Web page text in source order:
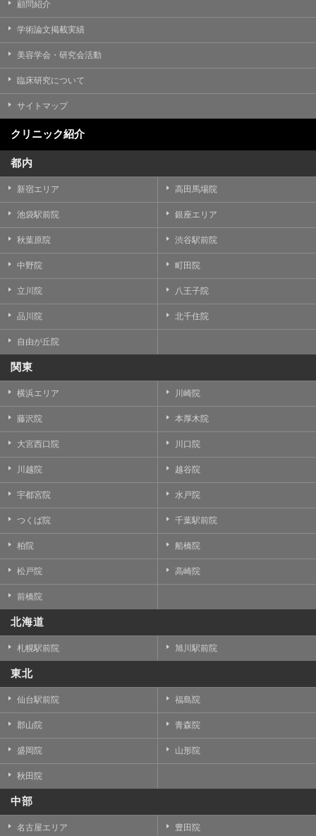
顧問紹介
学術論文掲載実績
美容学会・研究会活動
臨床研究について
サイトマップ
クリニック紹介
都内
新宿エリア 高田馬場院
池袋駅前院 銀座エリア
秋葉原院 渋谷駅前院
中野院 町田院
立川院 八王子院
品川院 北千住院
自由が丘院
関東
横浜エリア 川崎院
藤沢院 本厚木院
大宮西口院 川口院
川越院 越谷院
宇都宮院 水戸院
つくば院 千葉駅前院
柏院 船橋院
松戸院 高崎院
前橋院
北海道
札幌駅前院 旭川駅前院
東北
仙台駅前院 福島院
郡山院 青森院
盛岡院 山形院
秋田院
中部
名古屋エリア 豊田院